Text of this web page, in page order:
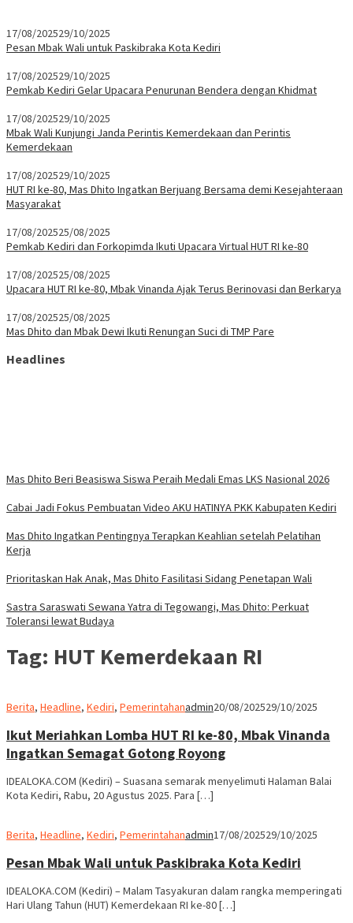
17/08/202529/10/2025
Pesan Mbak Wali untuk Paskibraka Kota Kediri
17/08/202529/10/2025
Pemkab Kediri Gelar Upacara Penurunan Bendera dengan Khidmat
17/08/202529/10/2025
Mbak Wali Kunjungi Janda Perintis Kemerdekaan dan Perintis
Kemerdekaan
17/08/202529/10/2025
HUT RI ke-80, Mas Dhito Ingatkan Berjuang Bersama demi Kesejahteraan
Masyarakat
17/08/202525/08/2025
Pemkab Kediri dan Forkopimda Ikuti Upacara Virtual HUT RI ke-80
17/08/202525/08/2025
Upacara HUT RI ke-80, Mbak Vinanda Ajak Terus Berinovasi dan Berkarya
17/08/202525/08/2025
Mas Dhito dan Mbak Dewi Ikuti Renungan Suci di TMP Pare
Headlines
Prioritaskan Hak Anak, Mas Dhito Fasilitasi Sidang Penetapan Wali
Sastra Saraswati Sewana Yatra di Tegowangi, Mas Dhito: Perkuat
Toleransi lewat Budaya
Tag:HUT Kemerdekaan RI
Berita,Headline,Kediri
Ikut Meriahkan Lomba HUT RI ke-80, Mbak Vinanda
IDEALOKA.COM (Kediri) – Suasana semarak menyelimuti Halaman Balai
Berita,Headline,Kediri,Pemerintahanadmin17/08/2025
Pesan Mbak Wali untuk Paskibraka Kota Kediri
Hari Ulang Tahun (HUT) Kemerdekaan RI ke-80 […]
Berita,Kediri,Pemerintahanadmin17/08/202529/10/2025
Pemkab Kediri Gelar Upacara Penurunan Bendera
dengan Khidmat